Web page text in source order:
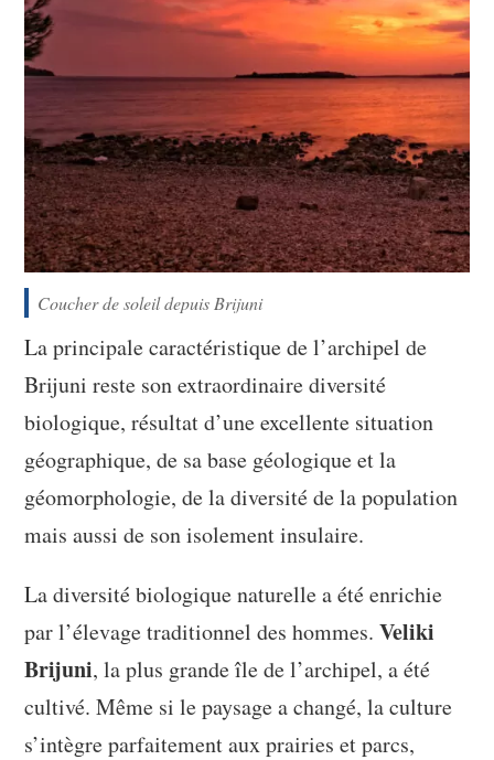
Coucher de soleil depuis Brijuni
La principale caractéristique de l’archipel de
Brijuni reste son extraordinaire diversité
biologique, résultat d’une excellente situation
géographique, de sa base géologique et la
géomorphologie, de la diversité de la population
mais aussi de son isolement insulaire.
La diversité biologique naturelle a été enrichie
par l’élevage traditionnel des hommes.Veliki
Brijuni, la plus grande île de l’archipel, a été
cultivé. Même si le paysage a changé, la culture
s’intègre parfaitement aux prairies et parcs,